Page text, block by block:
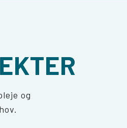
og